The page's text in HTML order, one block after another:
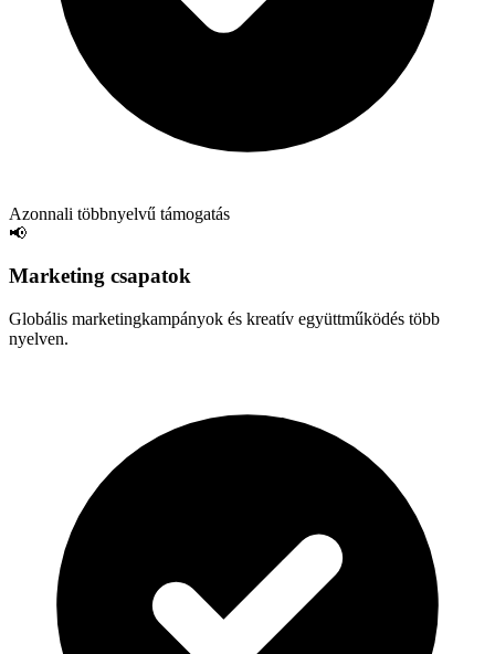
Azonnali többnyelvű támogatás
📢
Marketing csapatok
Globális marketingkampányok és kreatív együttműködés több
nyelven.